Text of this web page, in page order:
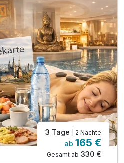
3 Tage | 2 Nächte
ab 165 €
Gesamt ab 330 €